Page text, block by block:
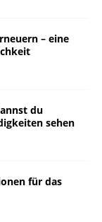
– eine
du
sehen
für das